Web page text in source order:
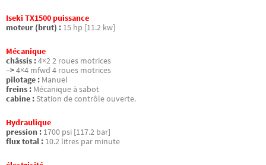
Iseki TX1500 puissance
moteur (brut) : 15 hp [11.2 kw]
Mécanique
châssis :4×2 2 roues motrices
–>4×4 mfwd 4 roues motrices
pilotage : Manuel
freins : Mécanique à sabot
cabine : Station de contrôle ouverte.
Hydraulique
pression : 1700 psi [117.2 bar]
flux total : 10.2 litres par minute